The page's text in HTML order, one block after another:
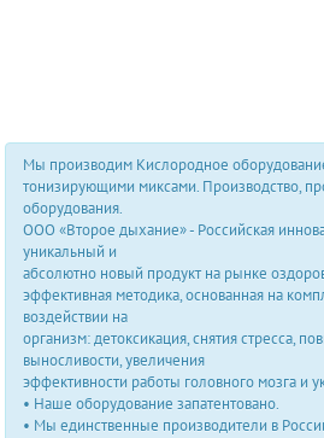
Мы производим Кислородное
тонизирующими миксами. Производство,
оборудования.
ООО «Второе дыхание» - Российская
уникальный и
абсолютно новый продукт на рынке
эффективная методика, основанная на
воздействии на
организм: детоксикация, снятия стресса,
выносливости, увеличения
эффективности работы головного мозга и
• Наше оборудование запатентовано.
• Мы единственные производители в